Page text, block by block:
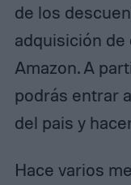
de los
adquisición
Amazon. A
podrás entrar
del pais y
Hace varios